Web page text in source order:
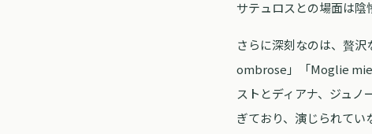
サテュロスとの場面は陰
さらに深刻なのは、贅
ombrose」「Moglie mie
ストとディアナ、ジュノ
ぎており、演じられてい